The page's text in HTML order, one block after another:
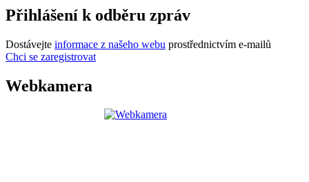
Přihlášení k odběru zpráv
Dostávejte informace z našeho webu prostřednictvím e-mailů
Chci se zaregistrovat
Webkamera